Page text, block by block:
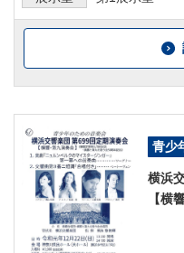
青少
横浜
【横